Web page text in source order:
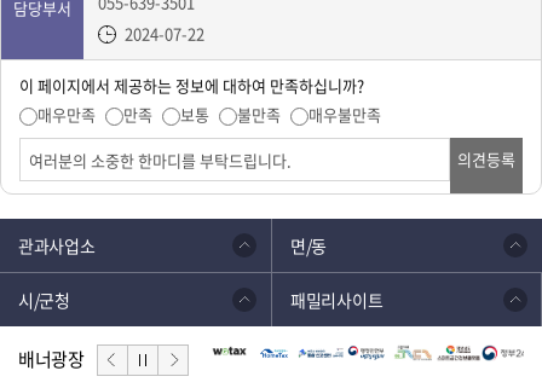
담당부서
2024-07-22
이 페이지에서 제공하는 정보에 대하여 만족하십니까?
매우만족
만족 보통 불만족
매우불만족
의견등록
관과사업소 면/동
시/군청 패밀리사이트
배너광장